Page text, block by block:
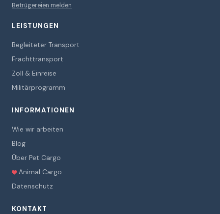
Betrügereien melden
LEISTUNGEN
Begleiteter Transport
Frachttransport
Zoll & Einreise
Militärprogramm
INFORMATIONEN
Wie wir arbeiten
Blog
Über Pet Cargo
Animal Cargo
Datenschutz
KONTAKT